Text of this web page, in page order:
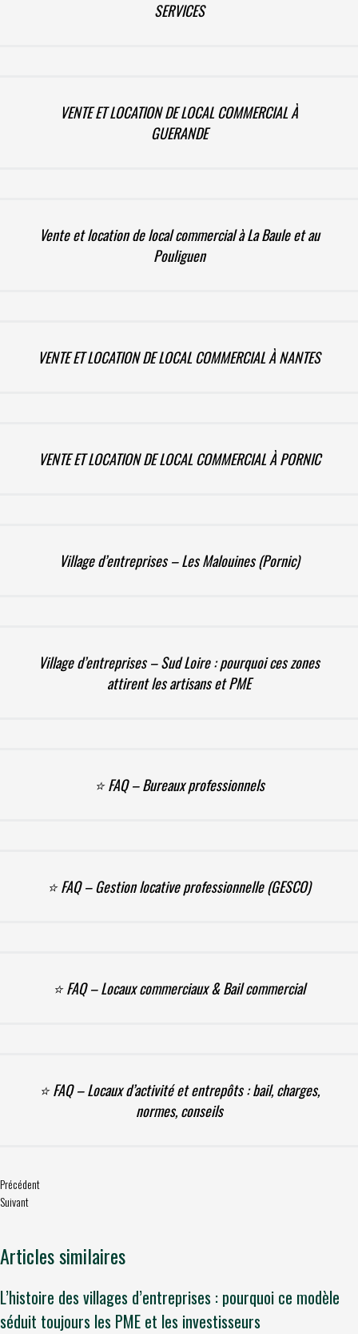
SERVICES
VENTE ET LOCATION DE LOCAL COMMERCIAL À
GUERANDE
Vente et location de local commercial à La Baule et au
Pouliguen
VENTE ET LOCATION DE LOCAL COMMERCIAL À NANTES
VENTE ET LOCATION DE LOCAL COMMERCIAL À PORNIC
Village d’entreprises – Les Malouines (Pornic)
Village d’entreprises – Sud Loire : pourquoi ces zones
attirent les artisans et PME
⭐ FAQ – Bureaux professionnels
⭐ FAQ – Gestion locative professionnelle (GESCO)
⭐ FAQ – Locaux commerciaux & Bail commercial
⭐ FAQ – Locaux d’activité et entrepôts : bail, charges,
normes, conseils
Précédent
Suivant
Articles similaires
L’histoire des villages d’entreprises : pourquoi ce modèle
séduit toujours les PME et les investisseurs